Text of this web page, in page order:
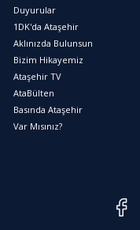
Duyurular
1DK'da Ataşehir
Aklınızda Bulunsun
Bizim Hikayemiz
Ataşehir TV
AtaBülten
Basında Ataşehir
Var Mısınız?